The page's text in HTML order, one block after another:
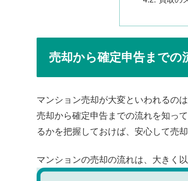
売却から確定申告までの
マンション売却が大変といわれるの
売却から確定申告までの流れを知っ
るかを把握しておけば、安心して売
マンションの売却の流れは、大きく